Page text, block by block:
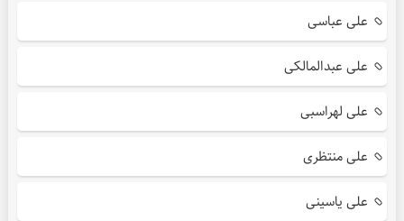
علی عباسی
علی عبدالمالکی
علی لهراسبی
علی منتظری
علی یاسینی